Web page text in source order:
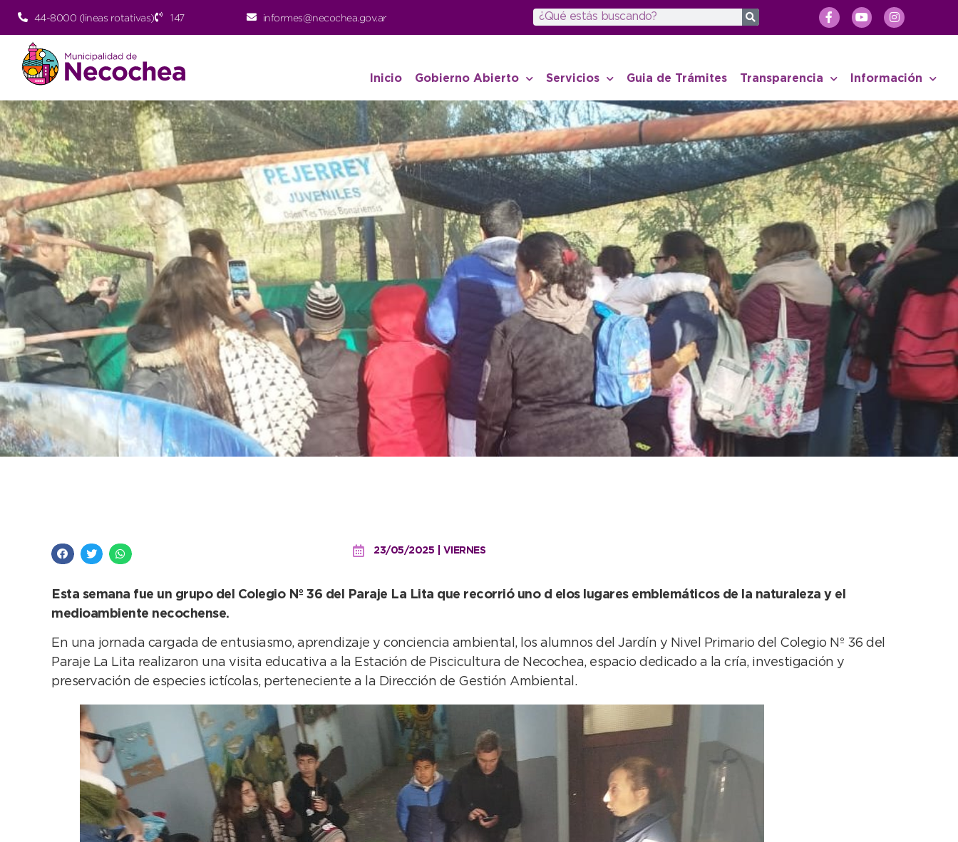
44-8000 (lineas rotativas) 147 informes@necochea.gov.ar
Inicio Gobierno Abierto Servicios Guia de Trámites Transparencia Información
23/05/2025 | VIERNES
Esta semana fue un grupo del Colegio Nº 36 del Paraje La Lita que recorrió uno d elos lugares emblemáticos de la naturaleza y el
medioambiente necochense.
En una jornada cargada de entusiasmo, aprendizaje y conciencia ambiental, los alumnos del Jardín y Nivel Primario del Colegio Nº 36 del
Paraje La Lita realizaron una visita educativa a la Estación de Piscicultura de Necochea, espacio dedicado a la cría, investigación y
preservación de especies ictícolas, perteneciente a la Dirección de Gestión Ambiental.